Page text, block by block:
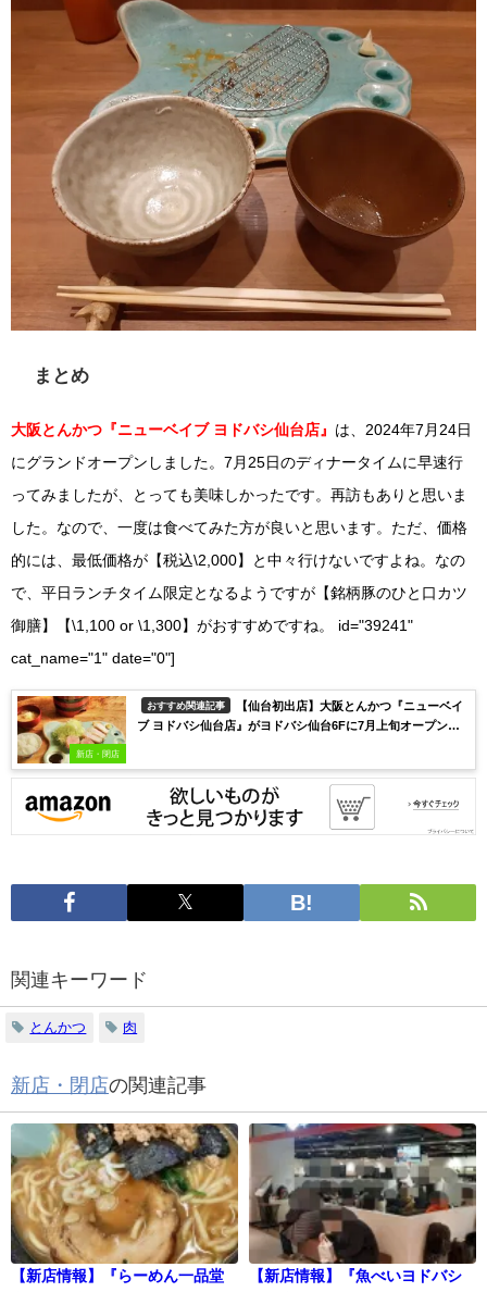
まとめ
大阪とんかつ『ニューベイブ ヨドバシ仙台店』 は、2024年7月24日
にグランド オープンしました。7月25日のディナータイムに早速行
ってみましたが、とっても美味しかったです。再訪もありと思いま
した。なので、一度は食べてみた方が良いと思います。ただ、価格
的には、最低価格が【税込\2,000】と中々行けないですよね。なの
で、平日ランチタイム限定となるようですが【銘柄豚のひと口カツ
御膳】【\1,100 or \1,300】がおすすめですね。 id="39241"
cat_name="1" date="0"]
新店・閉店
おすすめ関連記事
【仙台初出店】大阪とんかつ『ニューベイ
ブ ヨドバシ仙台店』がヨドバシ仙台6Fに7月上旬オープン予
関連キーワード
とんかつ 肉
新店・閉店の関連記事
【新店情報】『らーめん一品堂
【新店情報】『魚べいヨドバシ